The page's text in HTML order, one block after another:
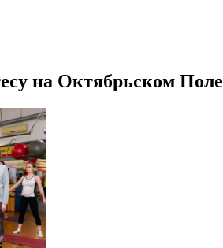
на Октябрьском Поле